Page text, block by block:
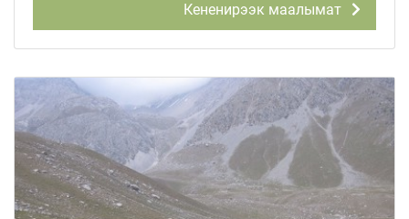
Кененирээк маалымат